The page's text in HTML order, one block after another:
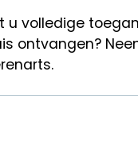
u volledige
ontvangen?